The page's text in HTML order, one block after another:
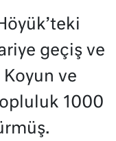
geçiş ve
ve
1000